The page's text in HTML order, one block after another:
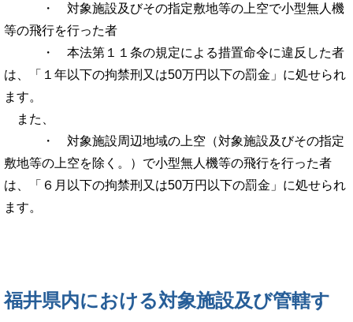
・ 対象施設及びその指定敷地等の上空で小型無人機
等の飛行を行った者
・ 本法第１１条の規定による措置命令に違反した者
は、「１年以下の拘禁刑又は50万円以下の罰金」に処せられ
ます。
また、
・ 対象施設周辺地域の上空（対象施設及びその指定
敷地等の上空を除く。）で小型無人機等の飛行を行った者
は、「６月以下の拘禁刑又は50万円以下の罰金」に処せられ
ます。
福井県内における対象施設及び管轄す